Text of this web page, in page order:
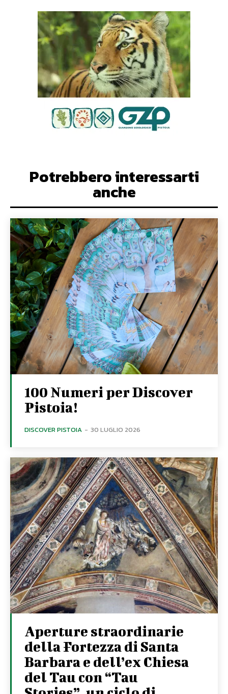
Potrebbero interessarti
anche
100 Numeri per Discover
Pistoia!
DISCOVER PISTOIA - 30 LUGLIO 2026
Aperture straordinarie
della Fortezza di Santa
Barbara e dell’ex Chiesa
del Tau con “Tau